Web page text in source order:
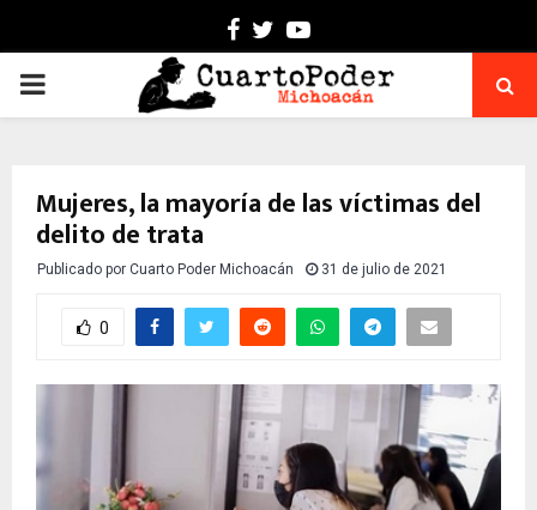
Facebook
TwitterYoutube
PRIMARY
Mujeres, la mayoría de las víctimas del
delito de trata
Publicado por Cuarto Poder Michoacán 31 de julio de 2021
0